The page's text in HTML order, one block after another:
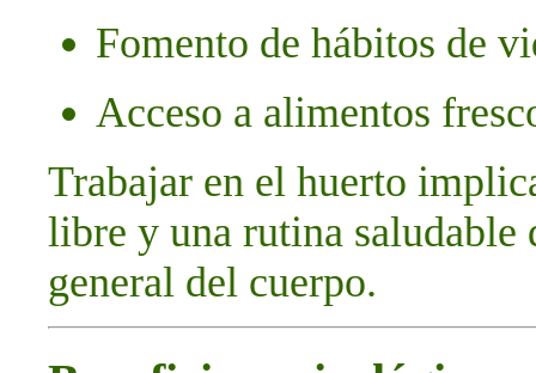
Fomento de hábitos de
Acceso a alimentos
Trabajar en el huerto
libre y una rutina saludable
general del cuerpo.